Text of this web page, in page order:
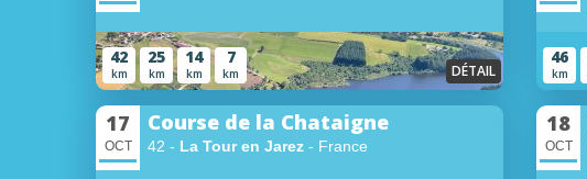
42
km
25
km
14
km
7
km DÉTAIL
46
km
17
OCT
Course de la Chataigne
42 - La Tour en Jarez - France
18
OCT